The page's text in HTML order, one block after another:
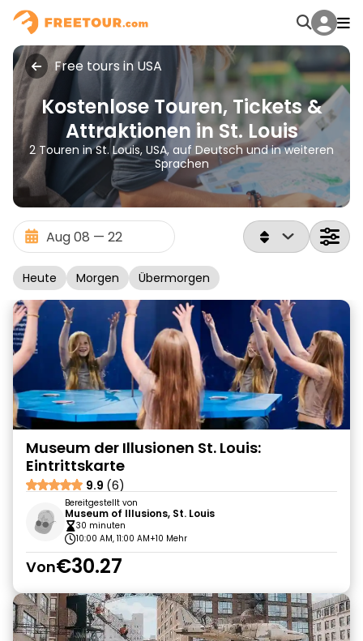
Free tours in USA
Kostenlose Touren, Tickets &
Attraktionen in St. Louis
2 Touren in St. Louis, USA, auf Deutsch und in weiteren
Sprachen
Heute Morgen Übermorgen
Museum der Illusionen St. Louis:
Eintrittskarte
9.9 (6)
Bereitgestellt von
Museum of Illusions, St. Louis
30 minuten
10:00 AM, 11:00 AM+10 Mehr
Von€30.27